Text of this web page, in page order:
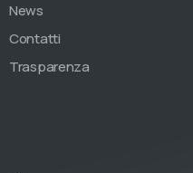
News
Contatti
Trasparenza